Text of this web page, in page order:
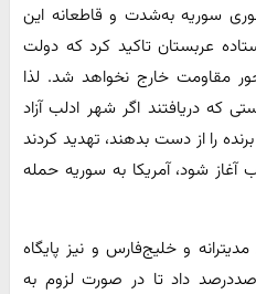
سوریه به‌شدت و قاطعانه این
عربستان تاکید کرد که دولت
مقاومت خارج نخواهد شد. لذا
که دریافتند اگر شهر ادلب آزاد
را از دست بدهند، تهدید کردند
شود، آمریکا به سوریه حمله
و خلیج‌فارس و نیز پایگاه
داد تا در صورت لزوم به